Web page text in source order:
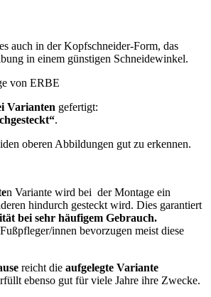
auch in der Kopfschneider-Form, das
in einem günstigen Schneidewinkel.
Varianten gefertigt:
.
oberen Abbildungen gut zu erkennen.
n Variante wird bei der Montage ein
hindurch gesteckt wird. Dies garantiert
bei sehr häufigem Gebrauch.
innen bevorzugen meist diese
reicht die aufgelegte Variante
ebenso gut für viele Jahre ihre Zwecke.